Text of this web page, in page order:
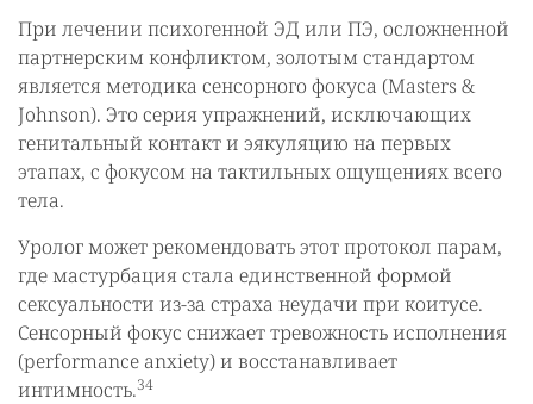
При лечении психогенной ЭД или ПЭ, осложненной
партнерским конфликтом, золотым стандартом
является методика сенсорного фокуса (Masters &
Johnson). Это серия упражнений, исключающих
генитальный контакт и эякуляцию на первых
этапах, с фокусом на тактильных ощущениях всего
тела.
Уролог может рекомендовать этот протокол парам,
где мастурбация стала единственной формой
сексуальности из-за страха неудачи при коитусе.
Сенсорный фокус снижает тревожность исполнения
(performance anxiety) и восстанавливает
интимность.34